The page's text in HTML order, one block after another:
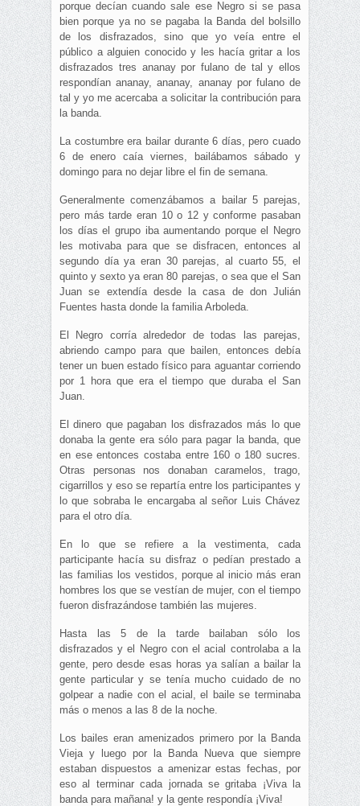
porque decían cuando sale ese Negro si se pasa
bien porque ya no se pagaba la Banda del bolsillo
de los disfrazados, sino que yo veía entre el
público a alguien conocido y les hacía gritar a los
disfrazados tres ananay por fulano de tal y ellos
respondían ananay, ananay, ananay por fulano de
tal y yo me acercaba a solicitar la contribución para
la banda.
La costumbre era bailar durante 6 días, pero cuado
6 de enero caía viernes, bailábamos sábado y
domingo para no dejar libre el fin de semana.
Generalmente comenzábamos a bailar 5 parejas,
pero más tarde eran 10 o 12 y conforme pasaban
los días el grupo iba aumentando porque el Negro
les motivaba para que se disfracen, entonces al
segundo día ya eran 30 parejas, al cuarto 55, el
quinto y sexto ya eran 80 parejas, o sea que el San
Juan se extendía desde la casa de don Julián
Fuentes hasta donde la familia Arboleda.
El Negro corría alrededor de todas las parejas,
abriendo campo para que bailen, entonces debía
tener un buen estado físico para aguantar corriendo
por 1 hora que era el tiempo que duraba el San
Juan.
El dinero que pagaban los disfrazados más lo que
donaba la gente era sólo para pagar la banda, que
en ese entonces costaba entre 160 o 180 sucres.
Otras personas nos donaban caramelos, trago,
cigarrillos y eso se repartía entre los participantes y
lo que sobraba le encargaba al señor Luis Chávez
para el otro día.
En lo que se refiere a la vestimenta, cada
participante hacía su disfraz o pedían prestado a
las familias los vestidos, porque al inicio más eran
hombres los que se vestían de mujer, con el tiempo
fueron disfrazándose también las mujeres.
Hasta las 5 de la tarde bailaban sólo los
disfrazados y el Negro con el acial controlaba a la
gente, pero desde esas horas ya salían a bailar la
gente particular y se tenía mucho cuidado de no
golpear a nadie con el acial, el baile se terminaba
más o menos a las 8 de la noche.
Los bailes eran amenizados primero por la Banda
Vieja y luego por la Banda Nueva que siempre
estaban dispuestos a amenizar estas fechas, por
eso al terminar cada jornada se gritaba ¡Viva la
banda para mañana! y la gente respondía ¡Viva!